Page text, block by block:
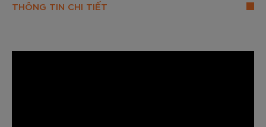
THÔNG TIN CHI TIẾT